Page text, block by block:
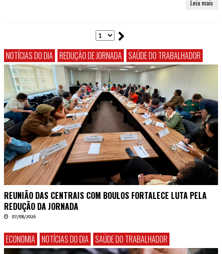
Leia mais
NOTÍCIAS DO DIA REDUÇÃO DE JORNADA SAÚDE DO TRABALHADOR
REUNIÃO DAS CENTRAIS COM BOULOS FORTALECE LUTA PELA
REDUÇÃO DA JORNADA
07/08/2026
ECONOMIA NOTÍCIAS DO DIA SAÚDE DO TRABALHADOR